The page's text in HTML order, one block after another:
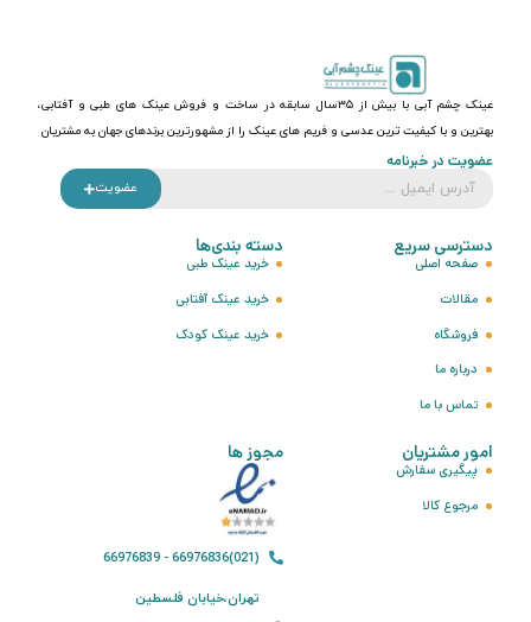
عینک چشم آبی با بیش از ۳۵سال سابقه در ساخت و فروش عینک های طبی و آفتابی،
بهترین و با کیفیت ترین عدسی و فریم های عینک را از مشهورترین برندهای جهان به مشتریان
عضویت در خبرنامه
عضویت
دسترسی سریع
صفحه اصلی
مقالات
فروشگاه
درباره ما
تماس با ما
دسته بندی‌ها
خرید عینک طبی
خرید عینک آفتابی
خرید عینک کودک
امور مشتریان
پیگیری سفارش
مرجوع کالا
مجوز ها
(021)66976836 - 66976839
تهران،خیابان فلسطین